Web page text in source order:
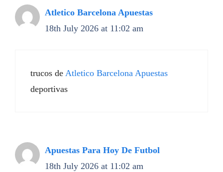
Atletico Barcelona Apuestas
18th July 2026 at 11:02 am
trucos de Atletico Barcelona Apuestas
deportivas
Apuestas Para Hoy De Futbol
18th July 2026 at 11:02 am